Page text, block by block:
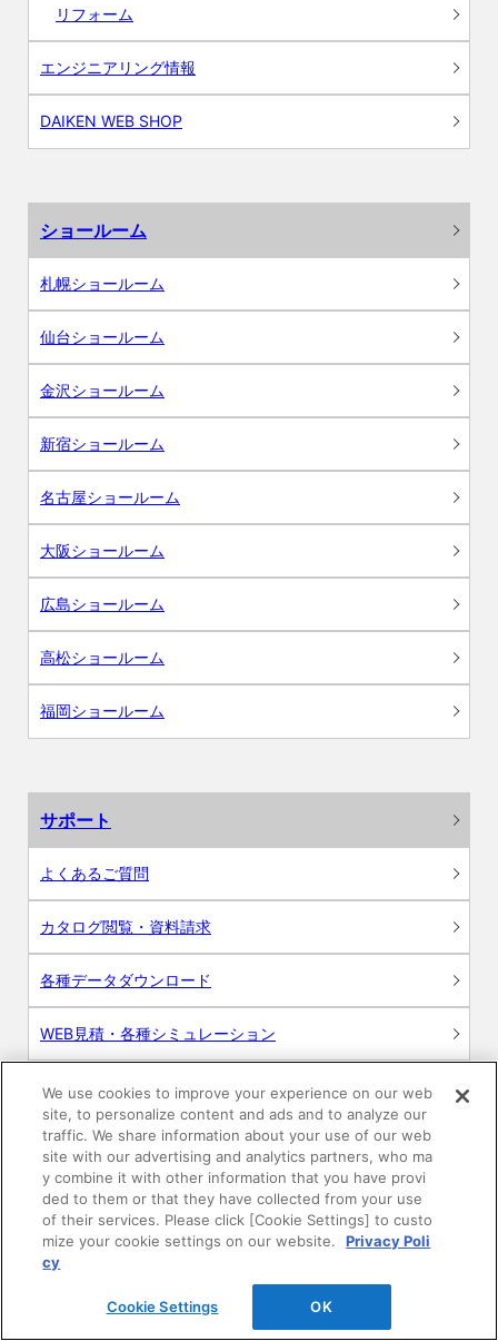
リフォーム
エンジニアリング情報
DAIKEN WEB SHOP
ショールーム
札幌ショールーム
仙台ショールーム
金沢ショールーム
新宿ショールーム
名古屋ショールーム
大阪ショールーム
広島ショールーム
高松ショールーム
福岡ショールーム
サポート
よくあるご質問
カタログ閲覧・資料請求
各種データダウンロード
WEB見積・各種シミュレーション
交換用部品の購入
修理・点検
お問い合わせ
ログイン
We use cookies to improve your experience on our web
site, to personalize content and ads and to analyze our
traffic. We share information about your use of our web
site with our advertising and analytics partners, who ma
y combine it with other information that you have provi
ded to them or that they have collected from your use
of their services. Please click [Cookie Settings] to custo
mize your cookie settings on our website.
Privacy Poli
cy
Cookie Settings OK